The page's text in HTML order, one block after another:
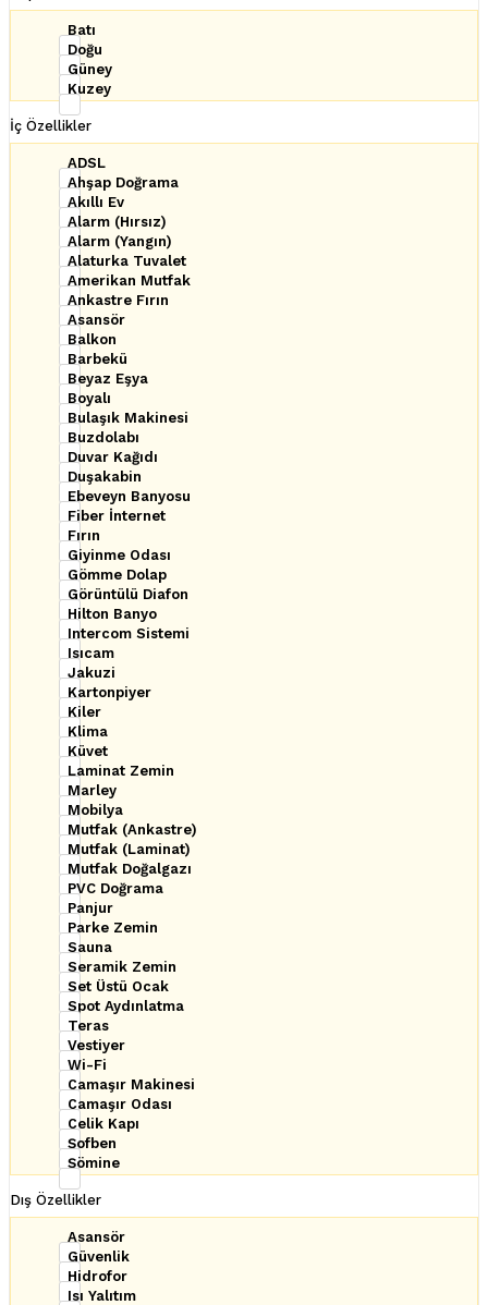
Batı
Doğu
Güney
Kuzey
İç Özellikler
ADSL
Ahşap Doğrama
Akıllı Ev
Alarm (Hırsız)
Alarm (Yangın)
Alaturka Tuvalet
Amerikan Mutfak
Ankastre Fırın
Asansör
Balkon
Barbekü
Beyaz Eşya
Boyalı
Bulaşık Makinesi
Buzdolabı
Duvar Kağıdı
Duşakabin
Ebeveyn Banyosu
Fiber İnternet
Fırın
Giyinme Odası
Gömme Dolap
Görüntülü Diafon
Hilton Banyo
Intercom Sistemi
Isıcam
Jakuzi
Kartonpiyer
Kiler
Klima
Küvet
Laminat Zemin
Marley
Mobilya
Mutfak (Ankastre)
Mutfak (Laminat)
Mutfak Doğalgazı
PVC Doğrama
Panjur
Parke Zemin
Sauna
Seramik Zemin
Set Üstü Ocak
Spot Aydınlatma
Teras
Vestiyer
Wi-Fi
Çamaşır Makinesi
Çamaşır Odası
Çelik Kapı
Şofben
Şömine
Dış Özellikler
Asansör
Güvenlik
Hidrofor
Isı Yalıtım